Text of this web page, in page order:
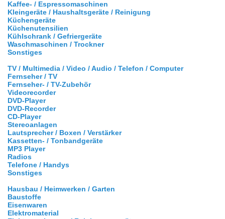
Kaffee- / Espressomaschinen
Kleingeräte / Haushaltsgeräte / Reinigung
Küchengeräte
Küchenutensilien
Kühlschrank / Gefriergeräte
Waschmaschinen / Trockner
Sonstiges
TV / Multimedia / Video / Audio / Telefon / Computer
Fernseher / TV
Fernseher- / TV-Zubehör
Videorecorder
DVD-Player
DVD-Recorder
CD-Player
Stereoanlagen
Lautsprecher / Boxen / Verstärker
Kassetten- / Tonbandgeräte
MP3 Player
Radios
Telefone / Handys
Sonstiges
Hausbau / Heimwerken / Garten
Baustoffe
Eisenwaren
Elektromaterial